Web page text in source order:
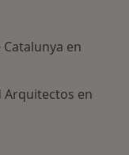
en
Arquitectos en